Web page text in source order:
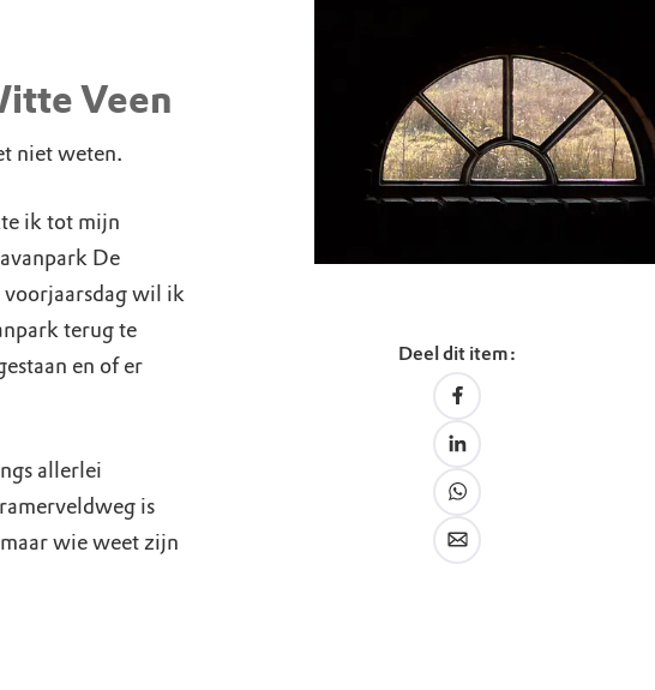
Veen
niet weten.
ik tot mijn
De
voorjaarsdag wil ik
terug te
en of er
allerlei
is
wie weet zijn
Deel dit item: